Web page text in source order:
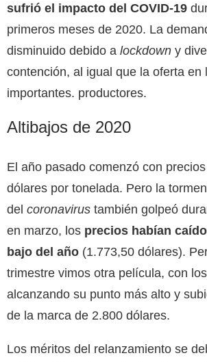
sufrió el impacto del COVID-19
primeros meses de 2020. La
disminuido debido a lockdown y
contención, al igual que la oferta en
importantes. productores.
Altibajos de 2020
El año pasado comenzó con
dólares por tonelada. Pero la
del coronavirus también golpeó
en marzo, los precios habían
bajo del año (1.773,50 dólares).
trimestre vimos otra película, con
alcanzando su punto más alto y
de la marca de 2.800 dólares.
Los méritos del relanzamiento se